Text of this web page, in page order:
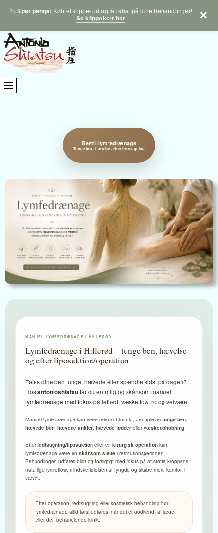
Bestil lymfedrænage
Tunge ben · hævelse · efter fedtsugning
MANUEL LYMFEDRÆNAGE I HILLERØD
Lymfedrænage i Hillerød – tunge ben, hævelse
og efter liposuktion/operation
Føles dine ben tunge, hævede eller spændte sidst på dagen?
Hosantonioshiatsufår du en rolig og skånsom manuel
lymfedrænage med fokus på lethed, væskeflow, ro og velvære.
Manuel lymfedrænage kan være relevant for dig, der oplevertunge ben,
hævede ben,hævede ankler,hævede fødder ellervæskeophobning.
Efterfedtsugning/liposuktion eller enkirurgisk operation kan
lymfedrænage være enskånsom støtte i restitutionsperioden.
Behandlingen udføres blidt og forsigtigt med fokus på at støtte kroppens
naturlige lymfeflow, mindske følelsen af tyngde og skabe mere komfort i
vævet.
Efter operation, fedtsugning eller kosmetisk behandling bør
lymfedrænage altid først udføres, når det er godkendt af læge
eller den behandlende klinik.
🏷️Spar penge: Køb et klippekort og få rabat på dine behandlinger!
Se klippekort her
✕